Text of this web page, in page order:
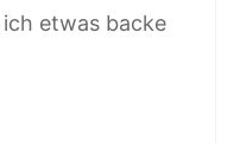
etwas backe